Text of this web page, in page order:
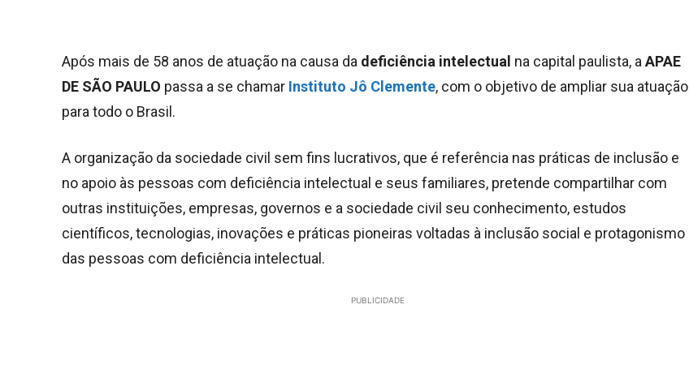
Após mais de 58 anos de atuação na causa da deficiência intelectual na capital paulista, aAPAE
DE SÃO PAULO passa a se chamar Instituto Jô Clemente, com o objetivo de ampliar sua atuação
para todo o Brasil.
A organização da sociedade civil sem fins lucrativos, que é referência nas práticas de inclusão e
no apoio às pessoas com deficiência intelectual e seus familiares, pretende compartilhar com
outras instituições, empresas, governos e a sociedade civil seu conhecimento, estudos
científicos, tecnologias, inovações e práticas pioneiras voltadas à inclusão social e protagonismo
das pessoas com deficiência intelectual.
PUBLICIDADE